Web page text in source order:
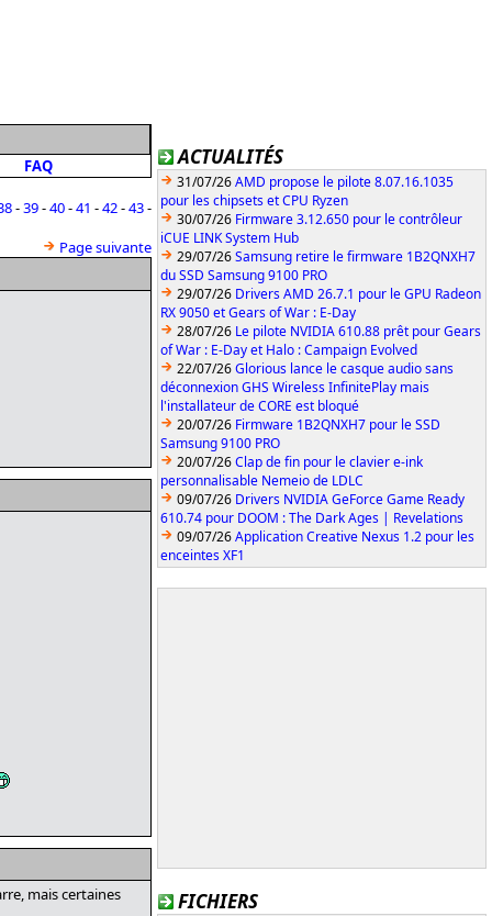
ACTUALITÉS
31/07/26AMD propose le pilote 8.07.16.1035
pour les chipsets et CPU Ryzen
30/07/26 Firmware 3.12.650 pour le contrôleur
iCUE LINK System Hub
29/07/26Samsung retire le firmware 1B2QNXH7
du SSD Samsung 9100 PRO
29/07/26 Drivers AMD 26.7.1 pour le GPU Radeon
RX 9050 et Gears of War : E-Day
28/07/26 Le pilote NVIDIA 610.88 prêt pour Gears
of War : E-Day et Halo : Campaign Evolved
22/07/26Glorious lance le casque audio sans
déconnexion GHS Wireless InfinitePlay mais
l'installateur de CORE est bloqué
20/07/26 Firmware 1B2QNXH7 pour le SSD
Samsung 9100 PRO
20/07/26Clap de fin pour le clavier e-ink
personnalisable Nemeio de LDLC
09/07/26 Drivers NVIDIA GeForce Game Ready
610.74 pour DOOM : The Dark Ages | Revelations
09/07/26Application Creative Nexus 1.2 pour les
enceintes XF1
FICHIERS
FAQ
-39-40-41 -42-43-
Page suivante
mais certaines